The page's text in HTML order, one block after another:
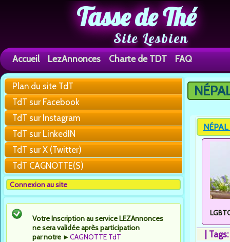
Tasse de Thé
Site Lesbien
Accueil LezAnnonces Charte de TDT FAQ
Plan du site TdT
TdT sur Facebook
TdT sur Instagram
TdT sur LinkedIN
TdT sur X (Twitter)
TdT CAGNOTTE(S)
Connexion au site
Votre Inscription au service LEZAnnonces
ne sera validée après participation
par notre ►CAGNOTTE TdT
You are
Tags: